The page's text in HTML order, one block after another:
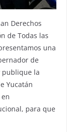
Derechos
de Todas las
una
de
publique la
Yucatán
para que